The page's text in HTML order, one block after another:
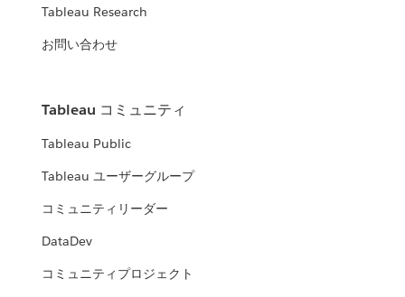
Tableau Research
お問い合わせ
Tableau コミュニティ
Tableau Public
Tableau ユーザーグループ
コミュニティリーダー
DataDev
コミュニティプロジェクト